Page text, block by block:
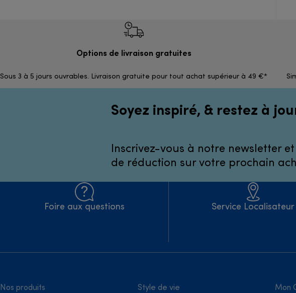
Options de livraison gratuites
Sous 3 à 5 jours ouvrables. Livraison gratuite pour tout achat supérieur à 49 €*
Soyez inspiré, & restez à
Inscrivez-vous à notre newsletter et
de réduction sur votre prochain
Foire aux questions Service Localisateur
Nos produits Style de vie Mon